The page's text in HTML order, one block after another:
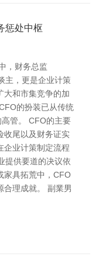
惩处中枢
，财务总监
主，更是企业计策
大和市集竞争的加
的扮装已从传统
高管。 CFO的主要
收尾以及财务证实
企业计策制定流程
提供要道的决议依
家具拓荒中，CFO
合理成就。 副業男